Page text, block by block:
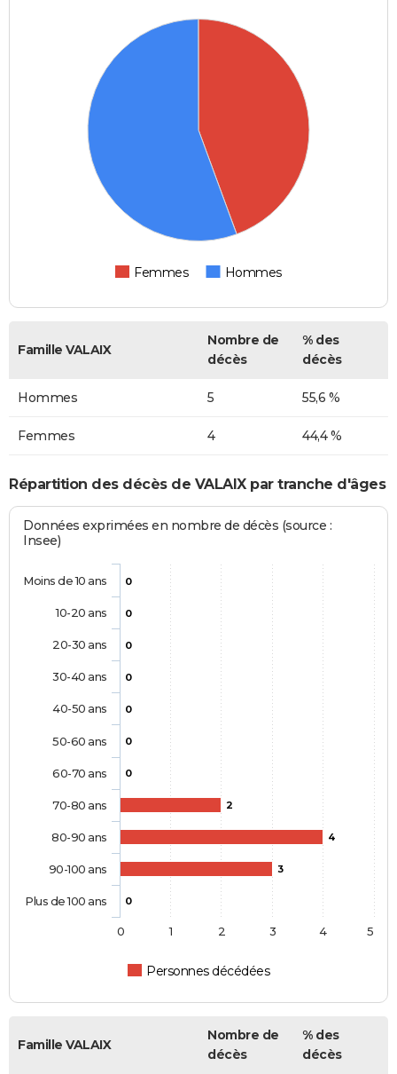
Femmes Hommes
Famille VALAIX
Nombre de
décès
% des
décès
Hommes 5 55,6 %
Femmes 4 44,4 %
Répartition des décès de VALAIX par tranche d'âges
Données exprimées en nombre de décès (source :
Insee)
0
0
0
0
0
0
0
2
4
3
0
Personnes décédées
Moins de 10 ans
10-20 ans
20-30 ans
30-40 ans
40-50 ans
50-60 ans
60-70 ans
70-80 ans
80-90 ans
90-100 ans
Plus de 100 ans
0 1 2 3 4 5
Famille VALAIX
Nombre de
décès
% des
décès